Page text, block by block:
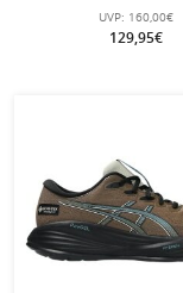
UVP: 160,00€
129,95€